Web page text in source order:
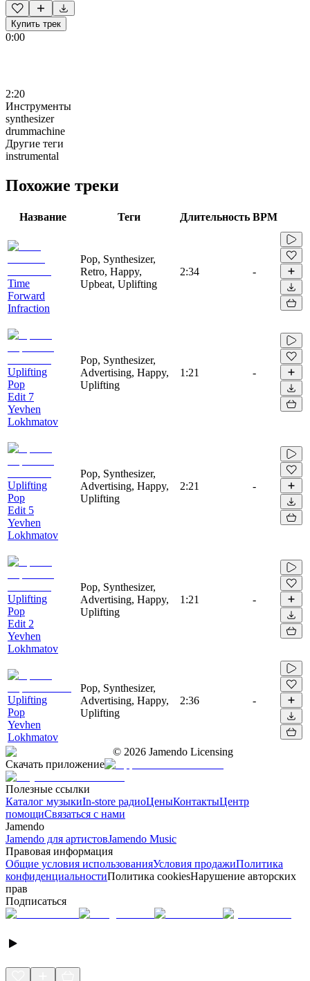
Купить трек
0:00
2:20
Инструменты
synthesizer
drummachine
Другие теги
instrumental
Похожие треки
Название Теги Длительность BPM
Time
Forward
Infraction
Pop, Synthesizer,
Retro, Happy,
Upbeat, Uplifting
2:34 -
Uplifting
Pop
Edit 7
Yevhen
Lokhmatov
Pop, Synthesizer,
Advertising, Happy,
Uplifting
1:21 -
Uplifting
Pop
Edit 5
Yevhen
Lokhmatov
Pop, Synthesizer,
Advertising, Happy,
Uplifting
2:21 -
Uplifting
Pop
Edit 2
Yevhen
Lokhmatov
Pop, Synthesizer,
Advertising, Happy,
Uplifting
1:21 -
Uplifting
Pop
Yevhen
Lokhmatov
Pop, Synthesizer,
Advertising, Happy,
Uplifting
2:36 -
© 2026 Jamendo Licensing
Скачать приложение
Полезные ссылки
Каталог музыкиIn-store радиоЦеныКонтактыЦентр
помощиСвязаться с нами
Jamendo
Jamendo для артистовJamendo Music
Правовая информация
Общие условия использованияУсловия продажиПолитика
конфиденциальностиПолитика cookiesНарушение авторских
прав
Подписаться